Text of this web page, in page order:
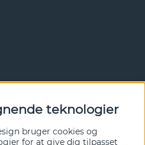
dig herunder.
Ja tak!
teknologier
bruger cookies og
for at give dig tilpasset